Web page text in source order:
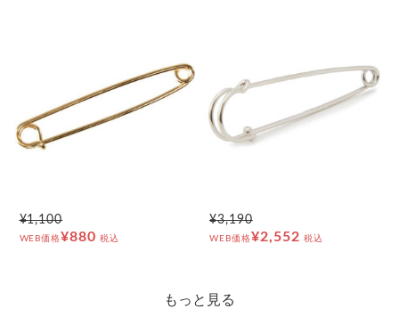
¥1,100
WEB価格¥880 税込
¥3,190
WEB価格¥2,552 税込
もっと見る